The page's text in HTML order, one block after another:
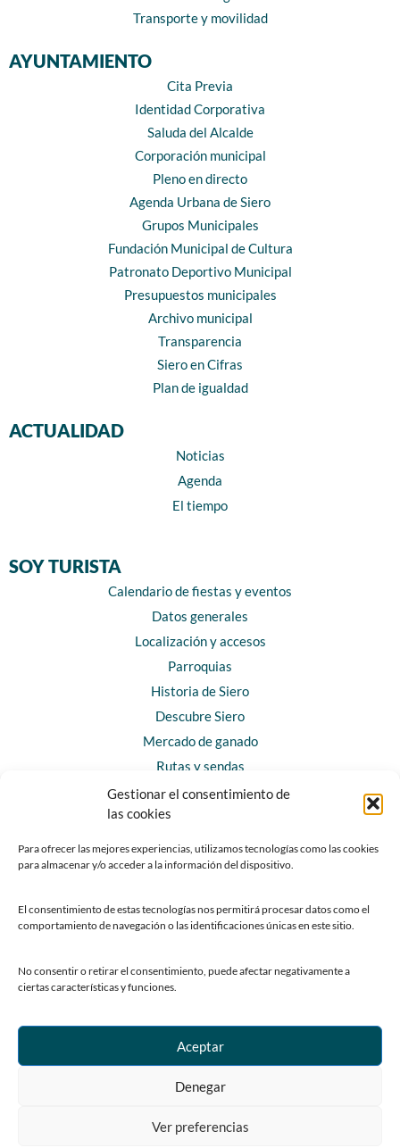
Gestionar el consentimiento de
las cookies
Para ofrecer las mejores experiencias, utilizamos tecnologías como las cookies
para almacenar y/o acceder a la información del dispositivo.
El consentimiento de estas tecnologías nos permitirá procesar datos como el
comportamiento de navegación o las identificaciones únicas en este sitio.
No consentir o retirar el consentimiento, puede afectar negativamente a
ciertas características y funciones.
Aceptar
Denegar
Ver preferencias
Transporte y movilidad
AYUNTAMIENTO
Cita Previa
Identidad Corporativa
Saluda del Alcalde
Corporación municipal
Pleno en directo
Agenda Urbana de Siero
Grupos Municipales
Fundación Municipal de Cultura
Patronato Deportivo Municipal
Presupuestos municipales
Archivo municipal
Transparencia
Siero en Cifras
Plan de igualdad
ACTUALIDAD
Noticias
Agenda
El tiempo
SOY TURISTA
Calendario de fiestas y eventos
Datos generales
Localización y accesos
Parroquias
Historia de Siero
Descubre Siero
Mercado de ganado
Rutas y sendas
Horarios y contacto
Teléfonos de interés
Chatbot Siero
SEDES ELECTRÓNICAS
Sede del Ayuntamiento de Siero